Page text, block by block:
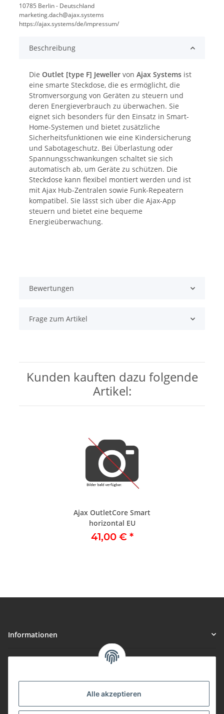
Alle akzeptieren
10785 Berlin - Deutschland
marketing.dach@ajax.systems
https://ajax.systems/de/impressum/
Beschreibung
DieOutlet [type F] Jeweller vonAjax Systems ist
eine smarte Steckdose, die es ermöglicht, die
Stromversorgung von Geräten zu steuern und
deren Energieverbrauch zu überwachen. Sie
eignet sich besonders für den Einsatz in Smart-
Home-Systemen und bietet zusätzliche
Sicherheitsfunktionen wie eine Kindersicherung
und Sabotageschutz. Bei Überlastung oder
Spannungsschwankungen schaltet sie sich
automatisch ab, um Geräte zu schützen. Die
Steckdose kann flexibel montiert werden und ist
mit Ajax Hub-Zentralen sowie Funk-Repeatern
kompatibel. Sie lässt sich über die Ajax-App
steuern und bietet eine bequeme
Energieüberwachung.
Bewertungen
Frage zum Artikel
Kunden kauften dazu folgende
Artikel:
Ajax OutletCore Smart
horizontal EU
41,00 € *
Informationen